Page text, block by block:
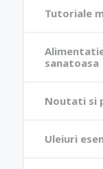
Tutoriale
sanatoasa
Noutati si
Uleiuri